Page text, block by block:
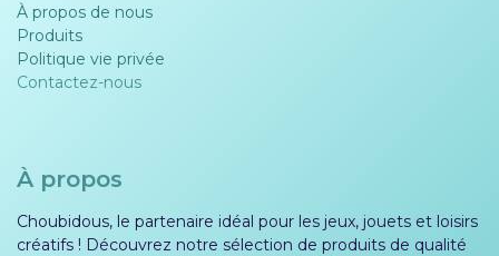
À propos de nous
Produits
Politique vie privée​​
Contactez-nous
À propos
Choubidous, le partenaire idéal pour les jeux, jouets et loisirs
créatifs ! Découvrez notre sélection de produits de qualité